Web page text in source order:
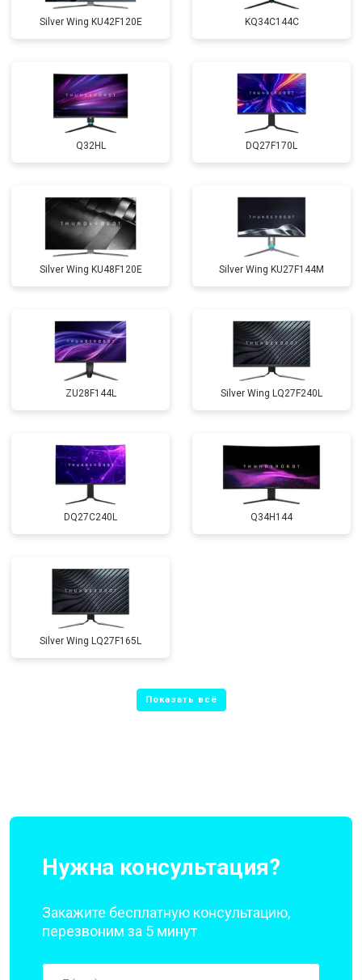
Silver Wing KU42F120E KQ34C144C
Q32HL DQ27F170L
Silver Wing KU48F120E Silver Wing KU27F144M
ZU28F144L Silver Wing LQ27F240L
DQ27C240L Q34H144
Silver Wing LQ27F165L
Нужна консультация?
Закажите бесплатную консультацию,
перезвоним за 5 минут